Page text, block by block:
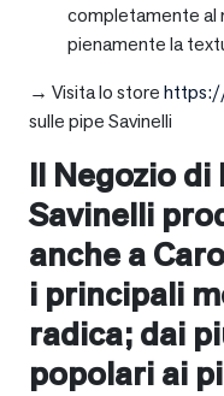
completamente al
pienamente la
→ Visita lo store
sulle pipe Savinelli
Il Negozio di
Savinelli
anche a
i principali
radica; dai
popolari ai